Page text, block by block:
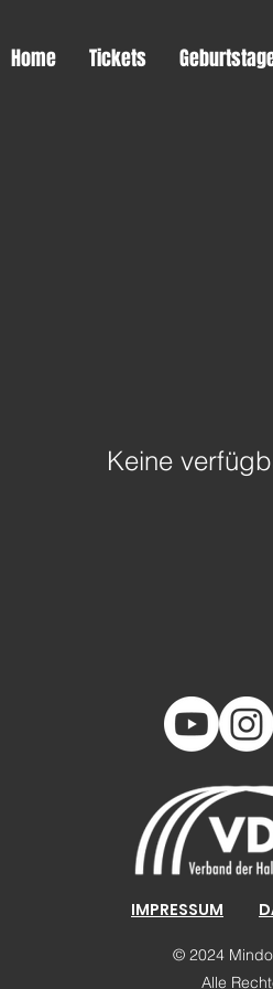
Home Tickets
Keine
IMPRESSUM
© 2024
Alle